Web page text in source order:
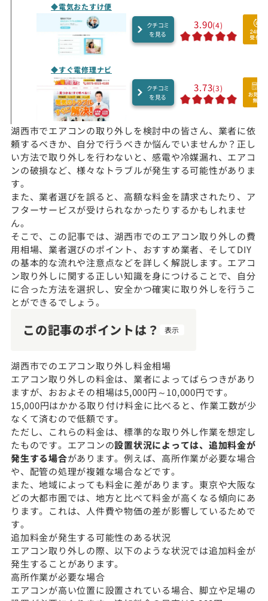
◆電気おたすけ便
クチコミ
を見る
3.90(4)
◆すぐ電修理ナビ
クチコミ
を見る
3.73(3)
湖西市でエアコンの取り外しを検討中の皆さん、業者に依
頼するべきか、自分で行うべきか悩んでいませんか？正し
い方法で取り外しを行わないと、感電や冷媒漏れ、エアコ
ンの破損など、様々なトラブルが発生する可能性がありま
す。
また、業者選びを誤ると、高額な料金を請求されたり、ア
フターサービスが受けられなかったりするかもしれませ
ん。
そこで、この記事では、湖西市でのエアコン取り外しの費
用相場、業者選びのポイント、おすすめ業者、そしてDIY
の基本的な流れや注意点などを詳しく解説します。エアコ
ン取り外しに関する正しい知識を身につけることで、自分
に合った方法を選択し、安全かつ確実に取り外しを行うこ
とができるでしょう。
この記事のポイントは？ 表示
湖西市でのエアコン取り外し料金相場
エアコン取り外しの料金は、業者によってばらつきがあり
ますが、おおよその相場は5,000円～10,000円です。
15,000円はかかる取り付け料金に比べると、作業工数が少
なくて済むので低額です。
ただし、これらの料金は、標準的な取り外し作業を想定し
たものです。エアコンの設置状況によっては、追加料金が
発生する場合があります。例えば、高所作業が必要な場合
や、配管の処理が複雑な場合などです。
また、地域によっても料金に差があります。東京や大阪な
どの大都市圏では、地方と比べて料金が高くなる傾向にあ
ります。これは、人件費や物価の差が影響しているためで
す。
追加料金が発生する可能性のある状況
エアコン取り外しの際、以下のような状況では追加料金が
発生することがあります。
高所作業が必要な場合
エアコンが高い位置に設置されている場合、脚立や足場の